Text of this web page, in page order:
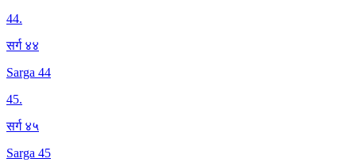
44.
सर्ग ४४
Sarga 44
45.
सर्ग ४५
Sarga 45